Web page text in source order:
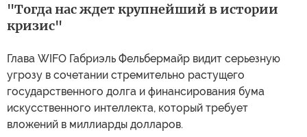
"Тогда нас ждет крупнейший в истории
кризис"
Глава WIFO Габриэль Фельбермайр видит серьезную
угрозу в сочетании стремительно растущего
государственного долга и финансирования бума
искусственного интеллекта, который требует
вложений в миллиарды долларов.